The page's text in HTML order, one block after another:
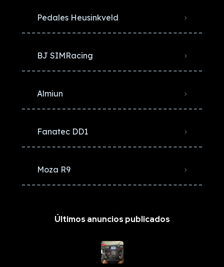
Pedales Heusinkveld
BJ SIMRacing
Almiun
Fanatec DD1
Moza R9
Últimos anuncios publicados